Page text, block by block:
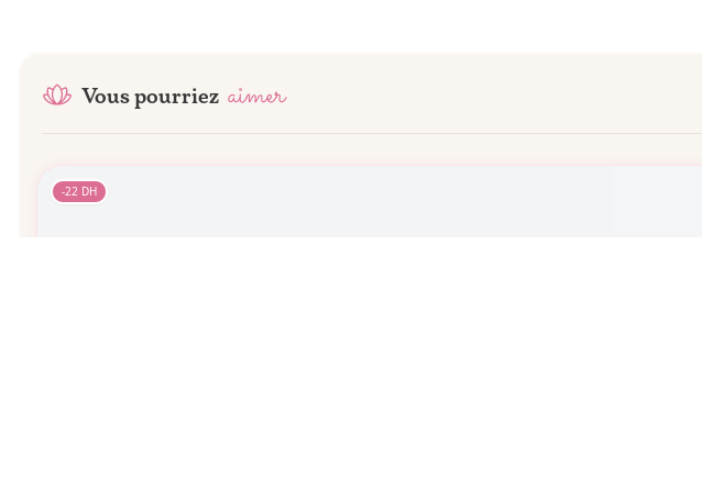
Vous pourriez aimer
-22 DH